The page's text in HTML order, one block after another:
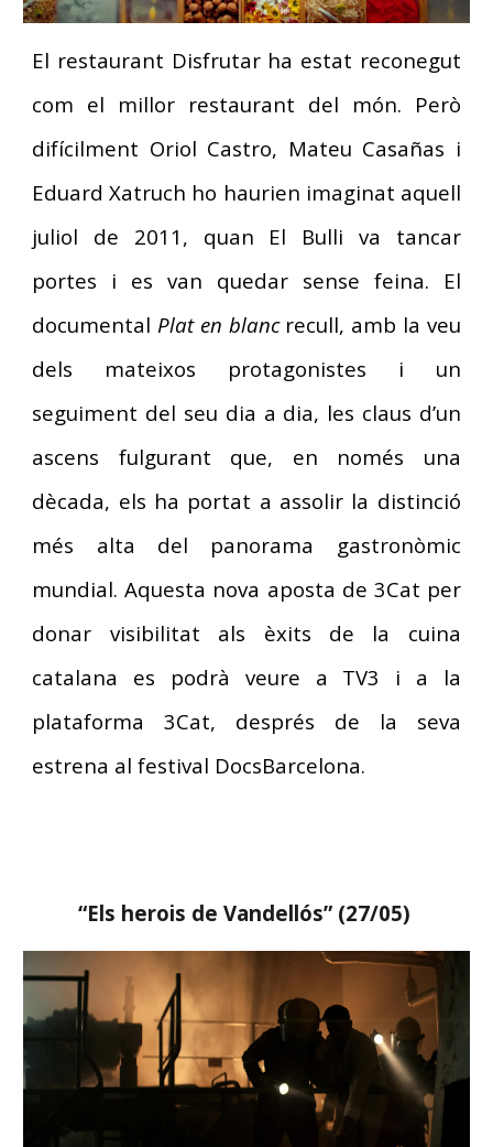
El restaurant Disfrutar ha estat reconegut
com el millor restaurant del món. Però
difícilment Oriol Castro, Mateu Casañas i
Eduard Xatruch ho haurien imaginat aquell
juliol de 2011, quan El Bulli va tancar
portes i es van quedar sense feina. El
documental Plat en blancrecull, amb la veu
dels mateixos protagonistes i un
seguiment del seu dia a dia, les claus d’un
ascens fulgurant que, en només una
dècada, els ha portat a assolir la distinció
més alta del panorama gastronòmic
mundial. Aquesta nova aposta de 3Cat per
donar visibilitat als èxits de la cuina
catalana es podrà veure a TV3 i a la
plataforma 3Cat, després de la seva
estrena al festival DocsBarcelona.
“Els herois de Vandellós” (27/05)